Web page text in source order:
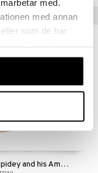
med.
med annan
som de har
vår webbplats.
Memo Spidey and his Amazing Friends